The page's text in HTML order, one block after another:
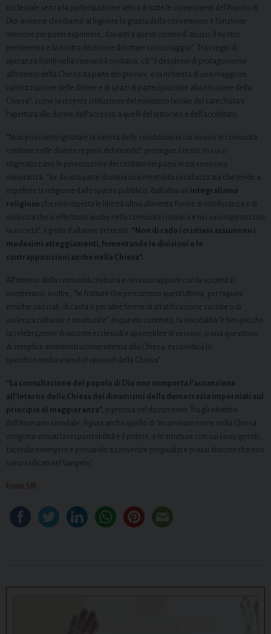
ecclesiale senza la partecipazione attiva di tutte le componenti del Popolo di
Dio: insieme chiediamo al Signore la grazia della conversione e l’unzione
interiore per poter esprimere, davanti a questi crimini di abuso, il nostro
pentimento e la nostra decisione di lottare con coraggio” . Tra i segni di
speranza fioriti nella comunità cristiana, c’è “il desiderio di protagonismo
all’interno della Chiesa da parte dei giovani, e la richiesta di una maggiore
valorizzazione delle donne e di spazi di partecipazione alla missione della
Chiesa”, come la recente istituzione del ministero laicale del catechista e
l’apertura alle donne dell’accesso a quelli del lettorato e dell’accolitato.
“Non possiamo ignorare la varietà delle condizioni in cui vivono le comunità
cristiane nelle diverse regioni del mondo”, prosegue il testo, in cui si
stigmatizzano le persecuzioni dei cristiani nei paesi in cui sono una
minoranza. “Se da una parte domina una mentalità secolarizzata che tende a
espellere la religione dallo spazio pubblico, dall’altra un integralismo
religioso che non rispetta le libertà altrui alimenta forme di intolleranza e di
violenza che si riflettono anche nella comunità cristiana e nei suoi rapporti con
la società”, il grido d’allarme del testo: “Non di rado i cristiani assumono i
medesimi atteggiamenti, fomentando le divisioni e le
contrapposizioni anche nella Chiesa”.
All’interno della comunità cristiana e nei suoi rapporti con la società si
riverberano, inoltre, “le fratture che percorrono quest’ultima, per ragioni
etniche, razziali, di casta o per altre forme di stratificazione sociale o di
violenza culturale e strutturale”. In questo contesto, la sinodalità “è ben più che
la celebrazione di incontri ecclesiali e assemblee di vescovi, o una questione
di semplice amministrazione interna alla Chiesa; essa indica lo
specifico modus vivendi et operandi della Chiesa”.
“La consultazione del popolo di Dio non comporta l’assunzione
all’interno della Chiesa dei dinamismi della democrazia imperniati sul
principio di maggioranza”, si precisa nel documento. Tra gli obiettivi
dell’itinerario sinodale, figura anche quello di “esaminare come nella Chiesa
vengono vissuti la responsabilità e il potere, e le strutture con cui sono gestiti,
facendo emergere e provando a convertire pregiudizi e prassi distorte che non
sono radicati nel Vangelo”.
Fonte SIR